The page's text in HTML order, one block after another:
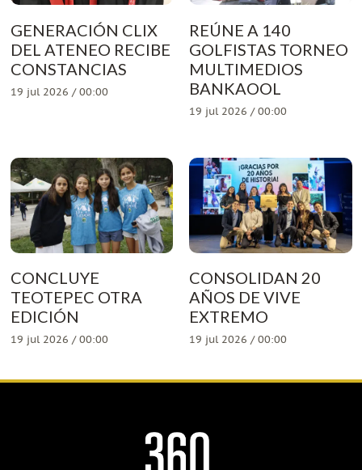
GENERACIÓN CLIX
DEL ATENEO RECIBE
CONSTANCIAS
19 jul 2026 / 00:00
REÚNE A 140
GOLFISTAS TORNEO
MULTIMEDIOS
BANKAOOL
19 jul 2026 / 00:00
CONCLUYE
TEOTEPEC OTRA
EDICIÓN
19 jul 2026 / 00:00
CONSOLIDAN 20
AÑOS DE VIVE
EXTREMO
19 jul 2026 / 00:00